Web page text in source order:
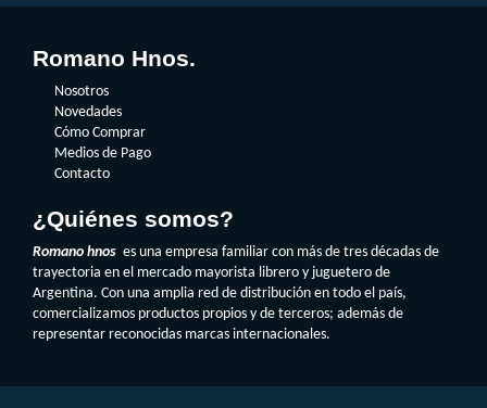
Romano Hnos.
Nosotros
Novedades
Cómo Comprar
Medios de Pago
Contacto
¿Quiénes somos?
Romano hnos es una empresa familiar con más de tres décadas de
trayectoria en el mercado mayorista librero y juguetero de
Argentina. Con una amplia red de distribución en todo el país,
comercializamos productos propios y de terceros; además de
representar reconocidas marcas internacionales.